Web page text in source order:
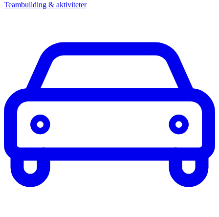
Teambuilding & aktiviteter